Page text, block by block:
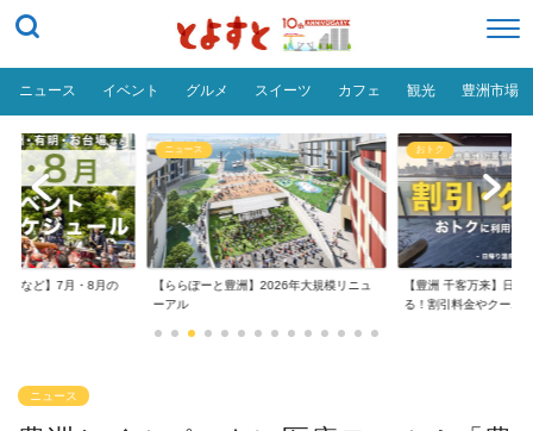
ニュース イベント グルメ スイーツ カフェ 観光 豊洲市場
場など】7月・8月の
ニュース
【ららぽーと豊洲】2026年大規模リニュ
ーアル
おトク
【豊洲 千客万来】日帰
る！割引料金やクーポ...
ニュース